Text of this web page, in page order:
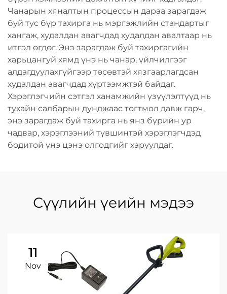
Чанарын хяналтын процессын дараа зарагдаж
буй тус бүр тахирга нь мэргэжлийн стандартыг
хангаж, худалдан авагчдад худалдан авалтаар нь
итгэл өгдөг. Энэ зарагдаж буй тахиргагийн
харьцангуй хямд үнэ нь чанар, үйлчилгээг
алдагдуулахгүйгээр төсөвтэй хязгаарлагдсан
худалдан авагчдад хүртээмжтэй байдаг.
Хэрэглэгчийн сэтгэл ханамжийн үзүүлэлтүүд нь
тухайн салбарын дунджаас тогтмол давж гарч,
энэ зарагдаж буй тахирга нь янз бүрийн ур
чадвар, хэрэглээний түвшинтэй хэрэглэгчдэд
бодитой үнэ цэнэ олгодгийг харуулдаг.
Сүүлийн үеийн мэдээ
11
Nov